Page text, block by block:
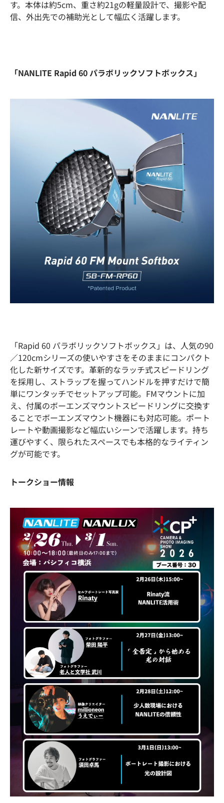
す。本体は約5cm、重さ約21gの軽量設計で、撮影や配
信、外出先での補助光として幅広く活躍します。
「NANLITE Rapid 60 パラボリックソフトボックス」
「Rapid 60 パラボリックソフトボックス」は、人気の90
／120cmシリーズの使いやすさをそのままにコンパクト
化した新サイズです。革新的なラッチ式スピードリング
を採用し、ストラップを握ってハンドルを押すだけで簡
単にワンタッチでセットアップ可能。 FMマウントに加
え、付属のボーエンズマウントスピードリングに交換す
ることでボーエンズマウント機器にも対応可能。 ポート
レートや動画撮影など幅広いシーンで活躍します。持ち
運びやすく、限られたスペースでも本格的なライティン
グが可能です。
トークショー情報